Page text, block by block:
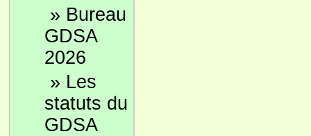
» Bureau
GDSA
2026
» Les
statuts du
GDSA